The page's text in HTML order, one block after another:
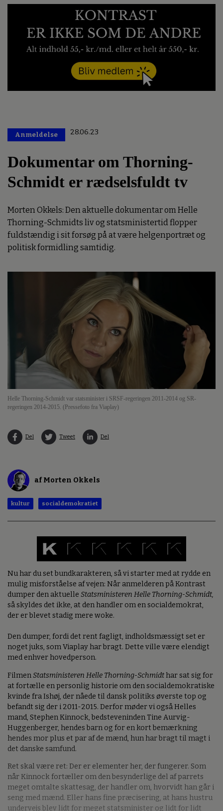
Anmeldelse 28.06.23
Dokumentar om Thorning-
Schmidt er rædselsfuldt tv
Morten Okkels: Den aktuelle dokumentar om Helle
Thorning-Schmidts liv og statsministertid flopper
fuldstændig i sit forsøg på at være helgenportræt og
politisk formidling samtidig.
Helle Thorning-Schmidt var statsminister i SRSF-regeringen 2011-2014 og SR-
regeringen 2014-2015. (Pressefoto fra Viaplay)
Del Tweet Del
af Morten Okkels
kultur socialdemokratiet
Nu har du set bundkarakteren, så vi starter med at rydde en
mulig misforståelse af vejen: Når anmelderen på Kontrast
dumper den aktuelle Statsministeren Helle Thorning-Schmidt,
så skyldes det ikke, at den handler om en socialdemokrat,
der er blevet stadig mere woke.
Den dumper, fordi det rent fagligt, indholdsmæssigt set er
noget juks, som Viaplay har bragt. Dette ville være elendigt
med enhver hovedperson.
FilmenStatsministeren Helle Thorning-Schmidthar sat sig for
at fortælle en personlig historie om den socialdemokratiske
kvinde fra Ishøj, der nåede til dansk politiks øverste top og
befandt sig der i 2011-2015. Derfor møder vi også Helles
mand, Stephen Kinnock, bedsteveninden Tine Aurvig-
Huggenberger, hendes barn og for en kort bemærkning
hendes mor plus et par af de mænd, hun har bragt til magt i
det danske samfund.
Ret skal være ret: Der er elementer her, der fungerer. Som
når Kinnock fortæller om den besynderlige del af parrets
meget omtalte skattesag, der handler om, hvorvidt han går i
seng med mænd. Eller hans fine præcisering, at hans hustru
undervejs blev lidt for meget statsminister og lidt for lidt